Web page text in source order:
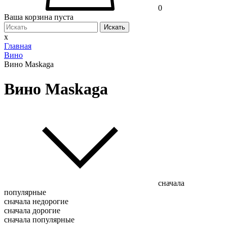
0
Ваша корзина пуста
Искать
x
Главная
Вино
Вино Maskaga
Вино Maskaga
сначала
популярные
сначала недорогие
сначала дорогие
сначала популярные